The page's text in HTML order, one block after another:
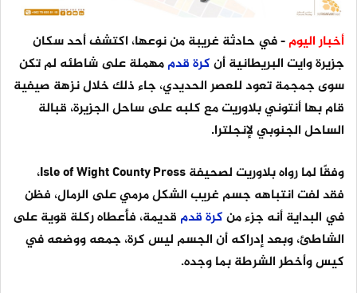
أخبار اليوم- في حادثة غريبة من نوعها، اكتشف أحد سكان
جزيرة وايت البريطانية أنكرةقدممهملة على شاطئه لم تكن
سوى جمجمة تعود للعصر الحديدي، جاء ذلك خلال نزهة صيفية
قام بها أنتوني بلاوريت مع كلبه على ساحل الجزيرة، قبالة
الساحل الجنوبي لإنجلترا.
وفقًا لما رواه بلاوريت لصحيفة Isle of Wight County Press،
فقد لفت انتباهه جسم غريب الشكل مرمي على الرمال، فظن
في البداية أنه جزء منكرةقدم قديمة، فأعطاه ركلة قوية على
الشاطئ، وبعد إدراكه أن الجسم ليس كرة، جمعه ووضعه في
كيس وأخطر الشرطة بما وجده.